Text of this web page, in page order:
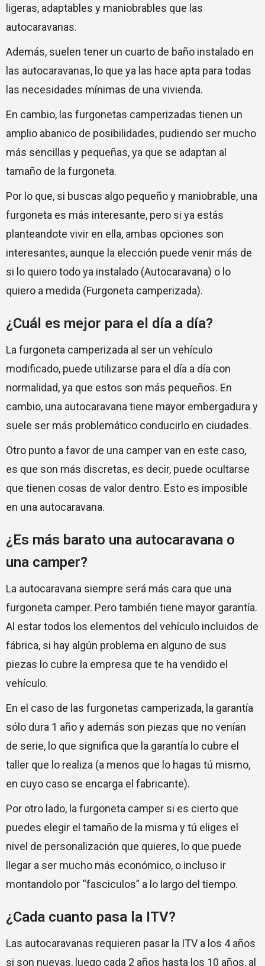
ligeras, adaptables y maniobrables que las
autocaravanas.
Además, suelen tener un cuarto de baño instalado en
las autocaravanas, lo que ya las hace apta para todas
las necesidades mínimas de una vivienda.
En cambio, las furgonetas camperizadas tienen un
amplio abanico de posibilidades, pudiendo ser mucho
más sencillas y pequeñas, ya que se adaptan al
tamaño de la furgoneta.
Por lo que, si buscas algo pequeño y maniobrable, una
furgoneta es más interesante, pero si ya estás
planteandote vivir en ella, ambas opciones son
interesantes, aunque la elección puede venir más de
si lo quiero todo ya instalado (Autocaravana) o lo
quiero a medida (Furgoneta camperizada).
¿Cuál es mejor para el día a día?
La furgoneta camperizada al ser un vehículo
modificado, puede utilizarse para el día a día con
normalidad, ya que estos son más pequeños. En
cambio, una autocaravana tiene mayor embergadura y
suele ser más problemático conducirlo en ciudades.
Otro punto a favor de una camper van en este caso,
es que son más discretas, es decir, puede ocultarse
que tienen cosas de valor dentro. Esto es imposible
en una autocaravana.
¿Es más barato una autocaravana o
una camper?
La autocaravana siempre será más cara que una
furgoneta camper. Pero también tiene mayor garantía.
Al estar todos los elementos del vehículo incluidos de
fábrica, si hay algún problema en alguno de sus
piezas lo cubre la empresa que te ha vendido el
vehículo.
En el caso de las furgonetas camperizada, la garantía
sólo dura 1 año y además son piezas que no venían
de serie, lo que significa que la garantía lo cubre el
taller que lo realiza (a menos que lo hagas tú mismo,
en cuyo caso se encarga el fabricante).
Por otro lado, la furgoneta camper si es cierto que
puedes elegir el tamaño de la misma y tú eliges el
nivel de personalización que quieres, lo que puede
llegar a ser mucho más económico, o incluso ir
montandolo por “fasciculos” a lo largo del tiempo.
¿Cada cuanto pasa la ITV?
Las autocaravanas requieren pasar la ITV a los 4 años
si son nuevas, luego cada 2 años hasta los 10 años, al